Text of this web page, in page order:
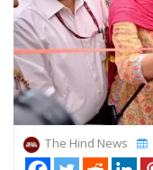
The Hind News